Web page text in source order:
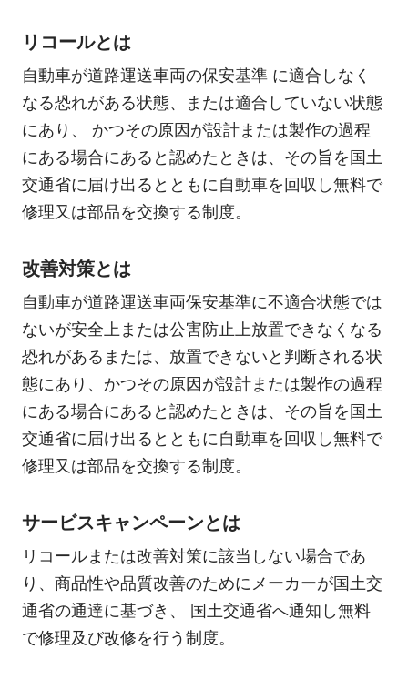
リコールとは
自動車が道路運送車両の保安基準 に適合しなく
なる恐れがある状態、または適合していない状態
にあり、 かつその原因が設計または製作の過程
にある場合にあると認めたときは、その旨を国土
交通省に届け出るとともに自動車を回収し無料で
修理又は部品を交換する制度。
改善対策とは
自動車が道路運送車両保安基準に不適合状態では
ないが安全上または公害防止上放置できなくなる
恐れがあるまたは、放置できないと判断される状
態にあり、かつその原因が設計または製作の過程
にある場合にあると認めたときは、その旨を国土
交通省に届け出るとともに自動車を回収し無料で
修理又は部品を交換する制度。
サービスキャンペーンとは
リコールまたは改善対策に該当しない場合であ
り、商品性や品質改善のためにメーカーが国土交
通省の通達に基づき、 国土交通省へ通知し無料
で修理及び改修を行う制度。